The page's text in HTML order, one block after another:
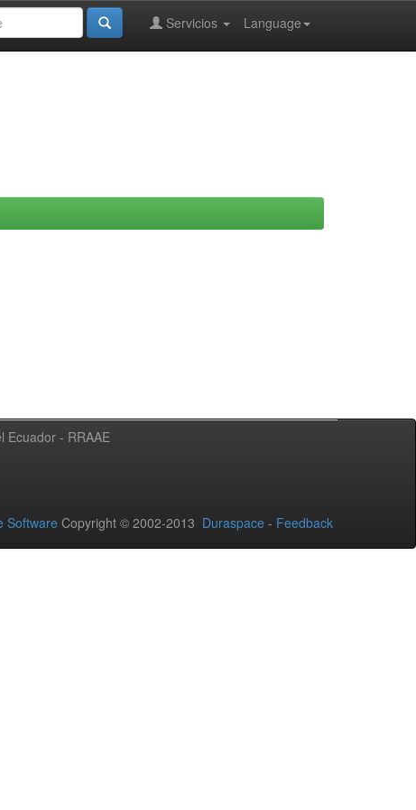
Language
Servicios
Ecuador - RRAAE
Software Copyright © 2002-2013 Duraspace - Feedback